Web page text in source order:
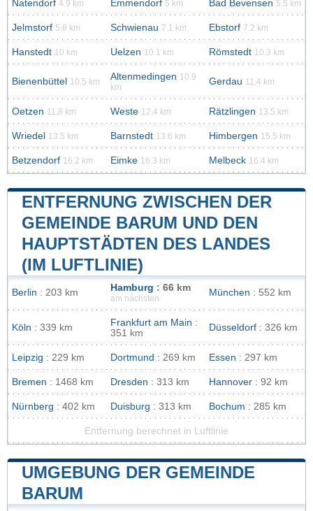
Natendorf 4.9 km Emmendorf 5 km Bad Bevensen 5.5 km
Jelmstorf 5.8 km Schwienau 7.1 km Ebstorf 7.2 km
Hanstedt 10 km Uelzen 10.1 km Römstedt 10.3 km
Bienenbüttel 10.5 km Altenmedingen 10.9
km
Gerdau 11.4 km
Oetzen 11.8 km Weste 12.4 km Rätzlingen 13.5 km
Wriedel 13.5 km Barnstedt 13.6 km Himbergen 15.5 km
Betzendorf 16.2 km Eimke 16.3 km Melbeck 16.4 km
ENTFERNUNG ZWISCHEN DER
GEMEINDE BARUM UND DEN
HAUPTSTÄDTEN DES LANDES
(IM LUFTLINIE)
Berlin : 203 km Hamburg : 66 km
am nächsten
München : 552 km
Köln : 339 km Frankfurt am Main :
351 km
Düsseldorf : 326 km
Leipzig : 229 km Dortmund : 269 km Essen : 297 km
Bremen : 1468 km Dresden : 313 km Hannover : 92 km
Nürnberg : 402 km Duisburg : 313 km Bochum : 285 km
Entfernung berechnet in Luftlinie
UMGEBUNG DER GEMEINDE
BARUM